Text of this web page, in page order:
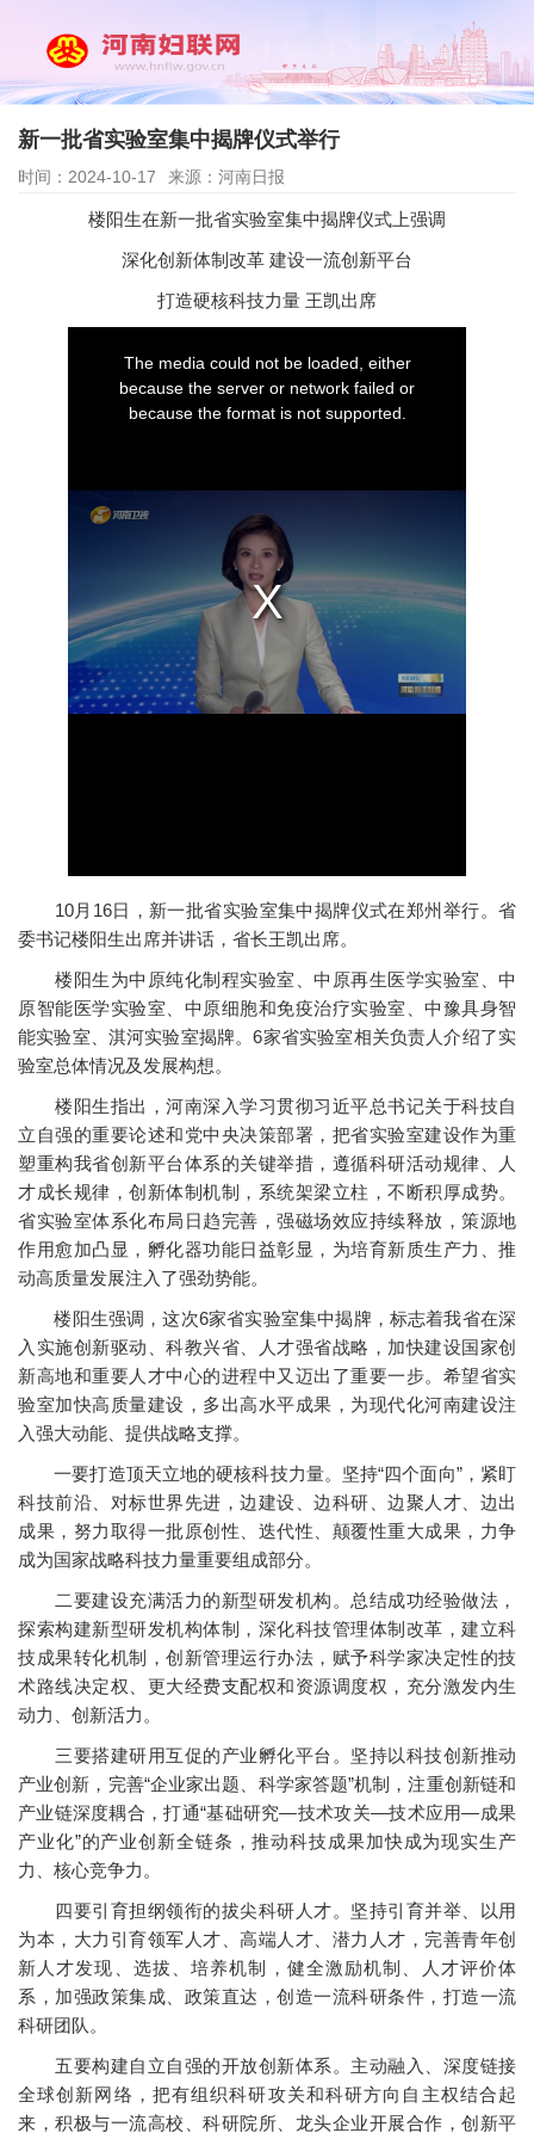
新一批省实验室集中揭牌仪式举行
时间：2024-10-17 来源：河南日报
楼阳生在新一批省实验室集中揭牌仪式上强调
深化创新体制改革 建设一流创新平台
打造硬核科技力量 王凯出席
10月16日，新一批省实验室集中揭牌仪式在郑州举行。省
委书记楼阳生出席并讲话，省长王凯出席。
楼阳生为中原纯化制程实验室、中原再生医学实验室、中
原智能医学实验室、中原细胞和免疫治疗实验室、中豫具身智
能实验室、淇河实验室揭牌。6家省实验室相关负责人介绍了实
验室总体情况及发展构想。
楼阳生指出，河南深入学习贯彻习近平总书记关于科技自
立自强的重要论述和党中央决策部署，把省实验室建设作为重
塑重构我省创新平台体系的关键举措，遵循科研活动规律、人
才成长规律，创新体制机制，系统架梁立柱，不断积厚成势。
省实验室体系化布局日趋完善，强磁场效应持续释放，策源地
作用愈加凸显，孵化器功能日益彰显，为培育新质生产力、推
动高质量发展注入了强劲势能。
楼阳生强调，这次6家省实验室集中揭牌，标志着我省在深
入实施创新驱动、科教兴省、人才强省战略，加快建设国家创
新高地和重要人才中心的进程中又迈出了重要一步。希望省实
验室加快高质量建设，多出高水平成果，为现代化河南建设注
入强大动能、提供战略支撑。
一要打造顶天立地的硬核科技力量。坚持“四个面向”，紧盯
科技前沿、对标世界先进，边建设、边科研、边聚人才、边出
成果，努力取得一批原创性、迭代性、颠覆性重大成果，力争
成为国家战略科技力量重要组成部分。
二要建设充满活力的新型研发机构。总结成功经验做法，
探索构建新型研发机构体制，深化科技管理体制改革，建立科
技成果转化机制，创新管理运行办法，赋予科学家决定性的技
术路线决定权、更大经费支配权和资源调度权，充分激发内生
动力、创新活力。
三要搭建研用互促的产业孵化平台。坚持以科技创新推动
产业创新，完善“企业家出题、科学家答题”机制，注重创新链和
产业链深度耦合，打通“基础研究—技术攻关—技术应用—成果
产业化”的产业创新全链条，推动科技成果加快成为现实生产
力、核心竞争力。
四要引育担纲领衔的拔尖科研人才。坚持引育并举、以用
为本，大力引育领军人才、高端人才、潜力人才，完善青年创
新人才发现、选拔、培养机制，健全激励机制、人才评价体
系，加强政策集成、政策直达，创造一流科研条件，打造一流
科研团队。
五要构建自立自强的开放创新体系。主动融入、深度链接
全球创新网络，把有组织科研攻关和科研方向自主权结合起
来，积极与一流高校、科研院所、龙头企业开展合作，创新平